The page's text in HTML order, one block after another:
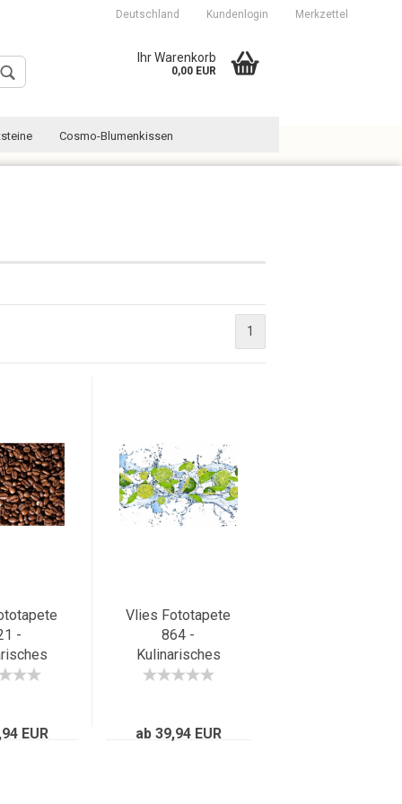
Deutschland Kundenlogin
Konto erstellen
Merkzettel
Ihr Warenkorb
0,00 EUR
Cosmo-Blumenkissen
1
-
Kaffee
EUR
Vlies Fototapete
864 -
Kulinarisches
Tapete Limetten
Frucht grün
ab 39,94 EUR